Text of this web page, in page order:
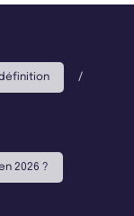
définition /
2026 ?